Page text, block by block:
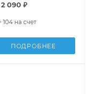
2 090 ₽
104 на счет
ПОДРОБНЕЕ